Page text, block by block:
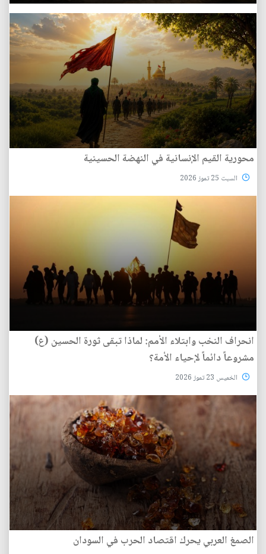
محورية القيم الإنسانية في النهضة الحسينية
السبت 25 تموز 2026
انحراف النخب وابتلاء الأمم: لماذا تبقى ثورة الحسين (ع)
مشروعاً دائماً لإحياء الأمة؟
الخميس 23 تموز 2026
الصمغ العربي يحرك اقتصاد الحرب في السودان